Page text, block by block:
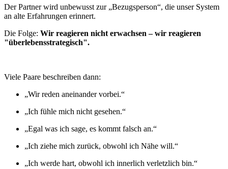
Der Partner wird unbewusst zur „Bezugsperson“, die unser System
an alte Erfahrungen erinnert.
Die Folge: Wir reagieren nicht erwachsen –wir reagieren
"überlebensstrategisch".
Viele Paare beschreiben dann:
„Wir reden aneinander vorbei.“
„Ich fühle mich nicht gesehen.“
„Egal was ich sage, es kommt falsch an.“
„Ich ziehe mich zurück, obwohl ich Nähe will.“
„Ich werde hart, obwohl ich innerlich verletzlich bin.“